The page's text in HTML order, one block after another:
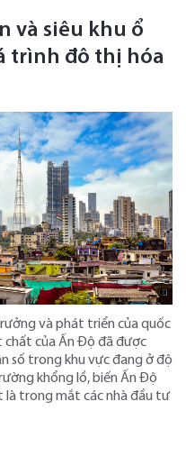
và siêu khu ổ
trình đô thị hóa
và phát triển của quốc
chất của Ấn Độ đã được
số trong khu vực đang ở độ
khổng lồ, biến Ấn Độ
là trong mắt các nhà đầu tư